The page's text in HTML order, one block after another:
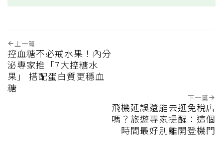
上一篇
控血糖不必戒水果！內分
泌專家推「7大控糖水
果」 搭配蛋白質更穩血
糖
下一篇
飛機延誤還能去逛免稅店
嗎？旅遊專家提醒：這個
時間最好別離開登機門